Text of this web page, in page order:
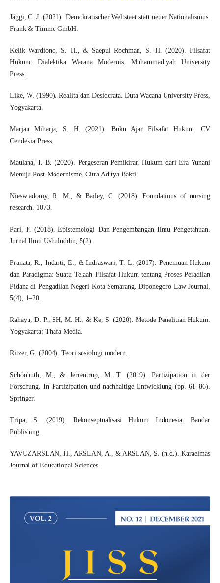
Jäggi, C. J. (2021). Demokratischer Weltstaat statt neuer Nationalismus.
Frank & Timme GmbH.
Kelik Wardiono, S. H., & Saepul Rochman, S. H. (2020). Filsafat
Hukum: Dialektika Wacana Modernis. Muhammadiyah University
Press.
Like, W. (1990). Realita dan Desiderata. Duta Wacana University Press,
Yogyakarta.
Marjan Miharja, S. H. (2021). Buku Ajar Filsafat Hukum. CV
Cendekia Press.
Maulana, I. B. (2020). Pergeseran Pemikiran Hukum dari Era Yunani
Menuju Post-Modernisme. Citra Aditya Bakti.
Nieswiadomy, R. M., & Bailey, C. (2018). Foundations of nursing
research. 1073.
Pari, F. (2018). Epistemologi Dan Pengembangan Ilmu Pengetahuan.
Jurnal Ilmu Ushuluddin, 5(2).
Pranata, R., Indarti, E., & Indraswari, T. L. (2017). Penemuan Hukum
dan Paradigma: Suatu Telaah Filsafat Hukum tentang Proses Peradilan
Pidana di Pengadilan Negeri Kota Semarang. Diponegoro Law Journal,
5(4), 1–20.
Rahayu, D. P., SH, M. H., & Ke, S. (2020). Metode Penelitian Hukum.
Yogyakarta: Thafa Media.
Ritzer, G. (2004). Teori sosiologi modern.
Schönhuth, M., & Jerrentrup, M. T. (2019). Partizipation in der
Forschung. In Partizipation und nachhaltige Entwicklung (pp. 61–86).
Springer.
Tripa, S. (2019). Rekonseptualisasi Hukum Indonesia. Bandar
Publishing.
YAVUZARSLAN, H., ARSLAN, A., & ARSLAN, Ş. (n.d.). Karaelmas
Journal of Educational Sciences.